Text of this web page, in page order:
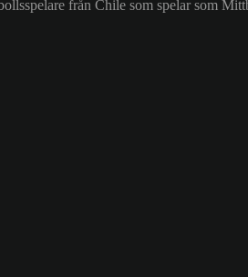
från Chile som spelar som